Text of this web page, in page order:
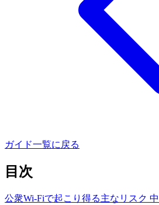
ガイド一覧に戻る
目次
公衆Wi-Fiで起こり得る主なリスク